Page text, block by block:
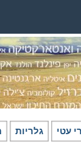
עטי גלריות